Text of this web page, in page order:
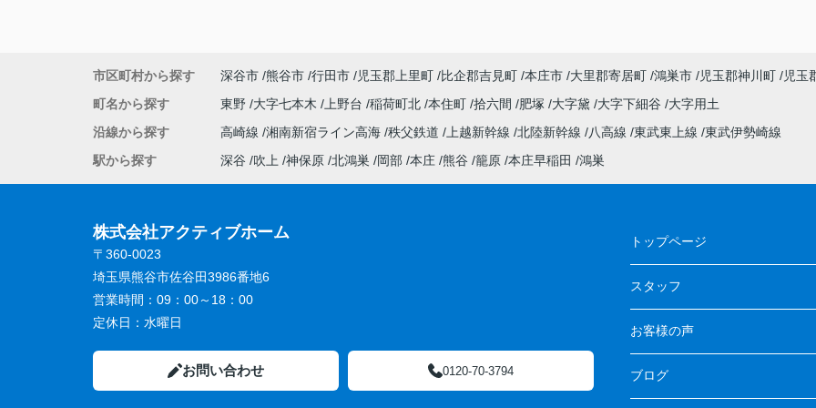
市区町村から探す 深谷市 熊谷市 行田市 児玉郡上里町 比企郡吉見町 本庄市 大里郡寄居町 鴻巣市 児玉郡神川町
児玉
町名から探す
東野 大字七本木 上野台 稲荷町北 本住町 拾六間 肥塚 大字黛 大字下細谷
大字用土
沿線から探す
高崎線 湘南新宿ライン高海 秩父鉄道 上越新幹線 北陸新幹線 八高線 東武東上線 東武伊勢崎線
駅から探す
深谷 吹上 神保原 北鴻巣 岡部 本庄 熊谷 籠原 本庄早稲田 鴻巣
株式会社アクティブホーム
〒360-0023
埼玉県熊谷市佐谷田3986番地6
営業時間： 09：00～18：00
定休日： 水曜日
お問い合わせ 0120-70-3794
トップページ
スタッフ
お客様の声
ブログ